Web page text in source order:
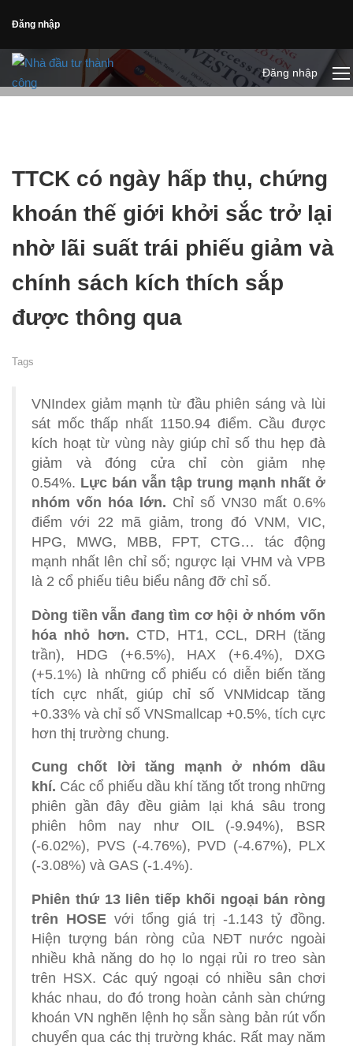
Đăng nhập
Đăng nhập
TTCK có ngày hấp thụ, chứng
khoán thế giới khởi sắc trở lại
nhờ lãi suất trái phiếu giảm và
chính sách kích thích sắp
được thông qua
Tags
VNIndex giảm mạnh từ đầu phiên sáng và lùi
sát mốc thấp nhất 1150.94 điểm. Cầu được
kích hoạt từ vùng này giúp chỉ số thu hẹp đà
giảm và đóng cửa chỉ còn giảm nhẹ
0.54%. Lực bán vẫn tập trung mạnh nhất ở
nhóm vốn hóa lớn. Chỉ số VN30 mất 0.6%
điểm với 22 mã giảm, trong đó VNM, VIC,
HPG, MWG, MBB, FPT, CTG… tác động
mạnh nhất lên chỉ số; ngược lại VHM và VPB
là 2 cổ phiếu tiêu biểu nâng đỡ chỉ số.
Dòng tiền vẫn đang tìm cơ hội ở nhóm vốn
hóa nhỏ hơn. CTD, HT1, CCL, DRH (tăng
trần), HDG (+6.5%), HAX (+6.4%), DXG
(+5.1%) là những cổ phiếu có diễn biến tăng
tích cực nhất, giúp chỉ số VNMidcap tăng
+0.33% và chỉ số VNSmallcap +0.5%, tích cực
hơn thị trường chung.
Cung chốt lời tăng mạnh ở nhóm dầu
khí. Các cổ phiếu dầu khí tăng tốt trong những
phiên gần đây đều giảm lại khá sâu trong
phiên hôm nay như OIL (-9.94%), BSR
(-6.02%), PVS (-4.76%), PVD (-4.67%), PLX
(-3.08%) và GAS (-1.4%).
Phiên thứ 13 liên tiếp khối ngoại bán ròng
trên HOSEvới tổng giá trị -1.143 tỷ đồng.
Hiện tượng bán ròng của NĐT nước ngoài
nhiều khả năng do họ lo ngại rủi ro treo sàn
trên HSX. Các quý ngoại có nhiều sân chơi
khác nhau, do đó trong hoàn cảnh sàn chứng
khoán VN nghẽn lệnh họ sẵn sàng bản rút vốn
chuyển qua các thị trường khác. Rất may năm